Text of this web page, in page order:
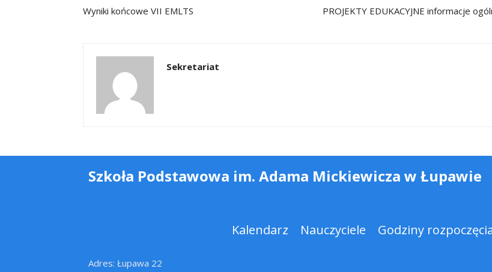
Wyniki końcowe VII EMLTS PROJEKTY EDUKACYJNE informacje
Sekretariat
Szkoła Podstawowa im. Adama Mickiewicza w Łupawie
Kalendarz Nauczyciele Godziny
Adres: Łupawa 22